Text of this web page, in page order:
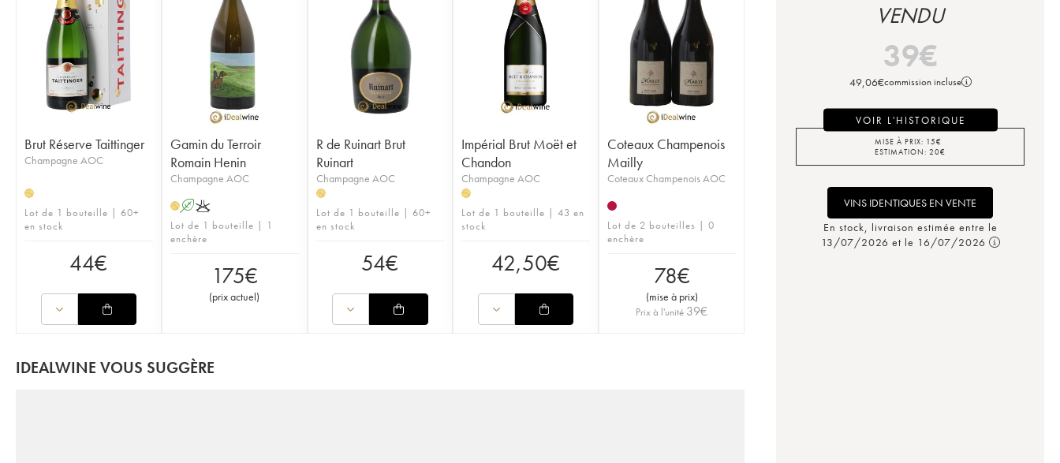
Brut Réserve Taittinger
Champagne AOC
H
Lot de 1 bouteille | 60+
en stock
44€
Gamin du Terroir
Romain Henin
Champagne AOC
HAK
Lot de 1 bouteille | 1
enchère
175€
(prix actuel)
R de Ruinart Brut
Ruinart
Champagne AOC
H
Lot de 1 bouteille | 60+
en stock
54€
Impérial Brut Moët et
Chandon
Champagne AOC
H
Lot de 1 bouteille | 43 en
stock
42,50€
Coteaux Champenois
Mailly
Coteaux Champenois AOC
Lot de 2 bouteilles | 0
enchère
78€
(mise à prix)
Prix à l'unité 39€
IDEALWINE VOUS SUGGÈRE
VENDU
39€
49,06€commission incluse
VOIR L'HISTORIQUE
MISE À PRIX: 15€
ESTIMATION: 20€
VINS IDENTIQUES EN VENTE
En stock, livraison estimée entre le
13/07/2026 et le 16/07/2026